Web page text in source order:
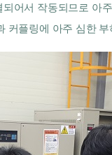
어서 작동되므로 아
플링에 아주 심한